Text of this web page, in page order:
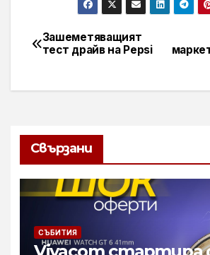
Навигация
Зашеметяващият
тест драйв на Pepsi
Свързани
СЪБИТИЯ